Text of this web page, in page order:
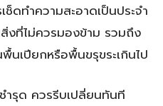
ดทำความสะอาดเป็นประจำ
งที่ไม่ควรมองข้าม รวมถึง
พื้นเปียกหรือพื้นขรุขระเกินไป
ำรุด ควรรีบเปลี่ยนทันที